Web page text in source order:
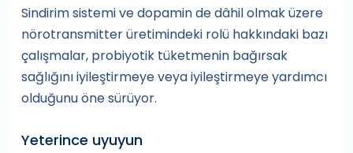
Sindirim sistemi ve dopamin de dâhil olmak üzere
nörotransmitter üretimindeki rolü hakkındaki bazı
çalışmalar, probiyotik tüketmenin bağırsak
sağlığını iyileştirmeye veya iyileştirmeye yardımcı
olduğunu öne sürüyor.
Yeterince uyuyun